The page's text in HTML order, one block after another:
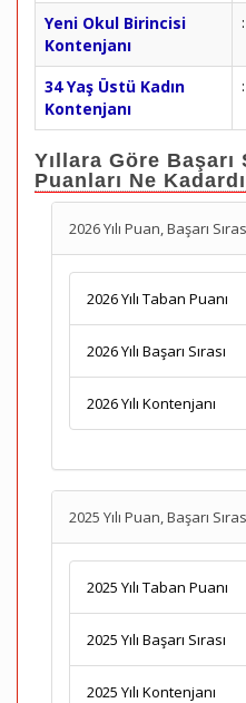
Yeni Okul Birincisi
Kontenjanı
:
34 Yaş Üstü Kadın
Kontenjanı
:
Yıllara Göre Başarı
Puanları Ne
2026 Yılı Puan, Başarı
2026 Yılı Taban Puanı
2026 Yılı Başarı Sırası
2026 Yılı Kontenjanı
2025 Yılı Puan, Başarı
2025 Yılı Taban Puanı
2025 Yılı Başarı Sırası
2025 Yılı Kontenjanı